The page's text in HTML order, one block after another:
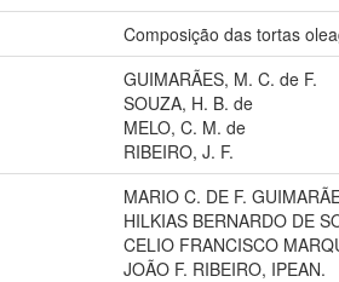
Composição das tortas
GUIMARÃES, M. C. de F.
SOUZA, H. B. de
MELO, C. M. de
RIBEIRO, J. F.
MARIO C. DE F.
HILKIAS BERNARDO DE
CELIO FRANCISCO
JOÃO F. RIBEIRO, IPEAN.